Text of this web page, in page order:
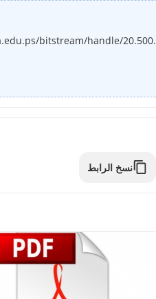
bitstream/handle/
نسخ الرابط